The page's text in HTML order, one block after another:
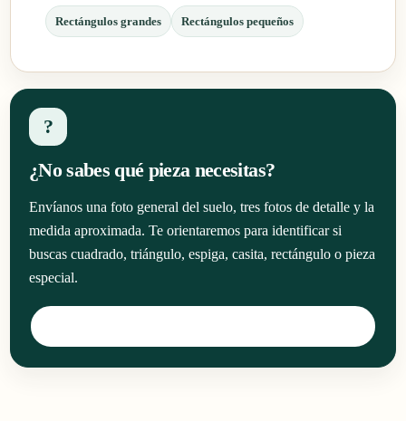
Rectángulos grandes Rectángulos pequeños
?
¿No sabes qué pieza necesitas?
Envíanos una foto general del suelo, tres fotos de detalle y la
medida aproximada. Te orientaremos para identificar si
buscas cuadrado, triángulo, espiga, casita, rectángulo o pieza
especial.